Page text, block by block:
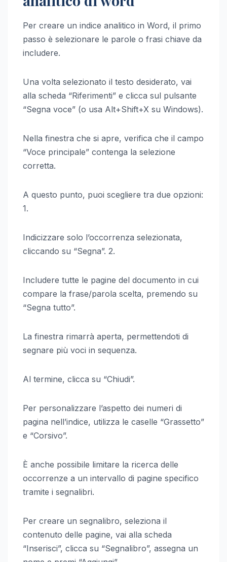
Per creare un indice analitico in Word, il primo
passo è selezionare le parole o frasi chiave da
includere.
Una volta selezionato il testo desiderato, vai
alla scheda “Riferimenti” e clicca sul pulsante
“Segna voce” (o usa Alt+Shift+X su Windows).
Nella finestra che si apre, verifica che il campo
“Voce principale” contenga la selezione
corretta.
A questo punto, puoi scegliere tra due opzioni:
1.
Indicizzare solo l’occorrenza selezionata,
cliccando su “Segna”. 2.
Includere tutte le pagine del documento in cui
compare la frase/parola scelta, premendo su
“Segna tutto”.
La finestra rimarrà aperta, permettendoti di
segnare più voci in sequenza.
Al termine, clicca su “Chiudi”.
Per personalizzare l’aspetto dei numeri di
pagina nell’indice, utilizza le caselle “Grassetto”
e “Corsivo”.
È anche possibile limitare la ricerca delle
occorrenze a un intervallo di pagine specifico
tramite i segnalibri.
Per creare un segnalibro, seleziona il
contenuto delle pagine, vai alla scheda
“Inserisci”, clicca su “Segnalibro”, assegna un